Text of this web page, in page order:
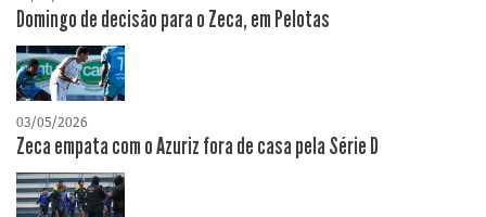
Domingo de decisão para o Zeca, em Pelotas
03/05/2026
Zeca empata com o Azuriz fora de casa pela Série D